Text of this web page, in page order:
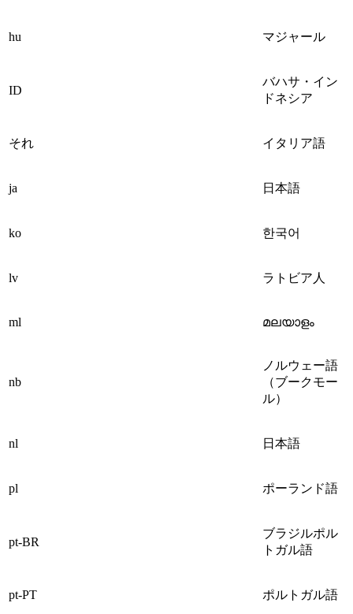
hu マジャール
ID
バハサ・イン
ドネシア
それ イタリア語
ja 日本語
ko 한국어
lv ラトビア人
ml മലയാളം
nb
ノルウェー語
（ブークモー
ル）
nl 日本語
pl ポーランド語
pt-BR
ブラジルポル
トガル語
pt-PT ポルトガル語